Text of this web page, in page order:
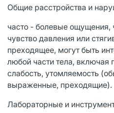
Общие расстройства и
часто - болевые ощущения,
чувство давления или
преходящее, могут быть
любой части тела, включая
слабость, утомляемость
выраженные, преходящие).
Лабораторные и